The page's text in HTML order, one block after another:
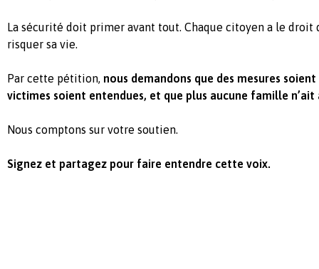
La sécurité doit primer avant tout. Chaque citoyen a le droit
risquer sa vie.
Par cette pétition, nous demandons que des mesures
victimes soient entendues, et que plus aucune famille
Nous comptons sur votre soutien.
Signez et partagez pour faire entendre cette voix.